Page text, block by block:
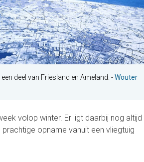
deel van Friesland en Ameland. -Wouter
volop winter. Er ligt daarbij nog altijd
opname vanuit een vliegtuig